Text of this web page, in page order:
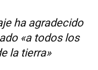
ha agradecido
«a todos los
la tierra»